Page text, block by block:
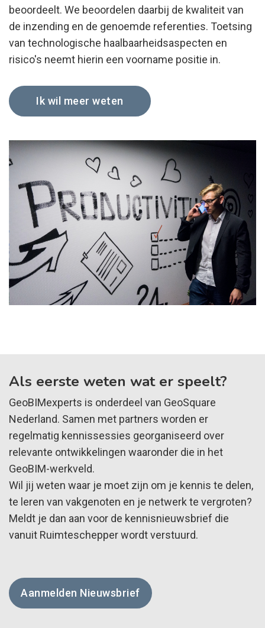
beoordeelt. We beoordelen daarbij de kwaliteit van
de inzending en de genoemde referenties. Toetsing
van technologische haalbaarheidsaspecten en
risico's neemt hierin een voorname positie in.
Ik wil meer weten
Als eerste weten wat er speelt?
GeoBIMexperts is onderdeel van GeoSquare
Nederland. Samen met partners worden er
regelmatig kennissessies georganiseerd over
relevante ontwikkelingen waaronder die in het
GeoBIM-werkveld.
Wil jij weten waar je moet zijn om je kennis te delen,
te leren van vakgenoten en je netwerk te vergroten?
Meldt je dan aan voor de kennisnieuwsbrief die
vanuit Ruimteschepper wordt verstuurd.
Aanmelden Nieuwsbrief